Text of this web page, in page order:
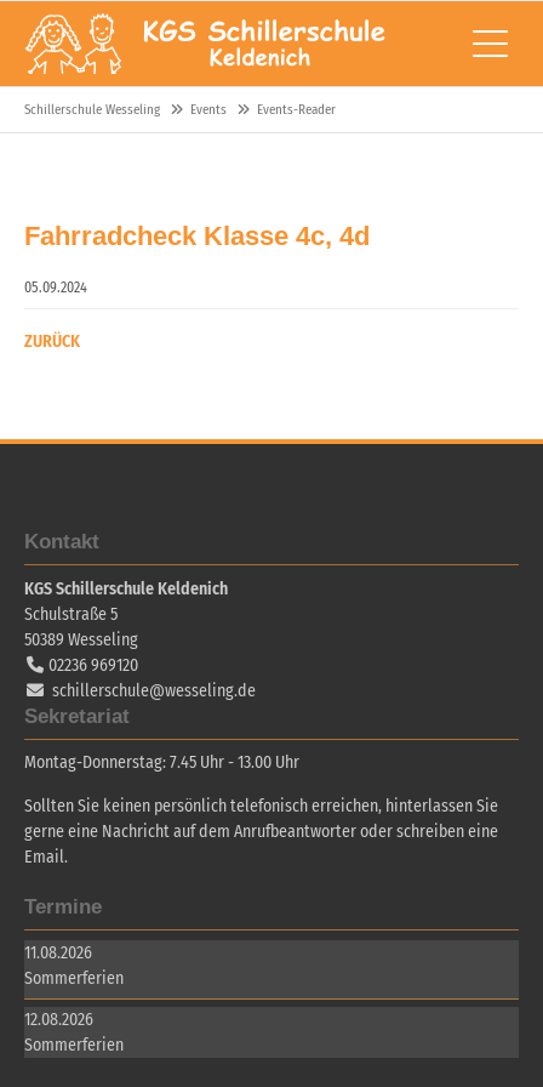
Schillerschule Wesseling Events Events-Reader
Fahrradcheck Klasse 4c, 4d
05.09.2024
ZURÜCK
Kontakt
KGS Schillerschule Keldenich
Schulstraße 5
50389 Wesseling
02236 969120
schillerschule@wesseling.de
Sekretariat
Montag-Donnerstag: 7.45 Uhr - 13.00 Uhr
Sollten Sie keinen persönlich telefonisch erreichen, hinterlassen Sie
gerne eine Nachricht auf dem Anrufbeantworter oder schreiben eine
Email.
Termine
11.08.2026
Sommerferien
12.08.2026
Sommerferien